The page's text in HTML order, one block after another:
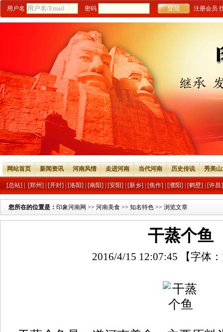
用户名 密码 注册会员
网站首页 新闻资讯 河南风情 走进河南 当代河南 历史传说 秀美
[总站] [郑州] [开封] [洛阳] [南阳] [安阳] [新乡] [焦作] [濮阳] [鹤壁] [许昌]
您所在的位置是： 印象河南网 >> 河南美食 >> 知名特色 >> 浏览文章
干蒸个鱼
2016/4/15 12:07:45 【字体：